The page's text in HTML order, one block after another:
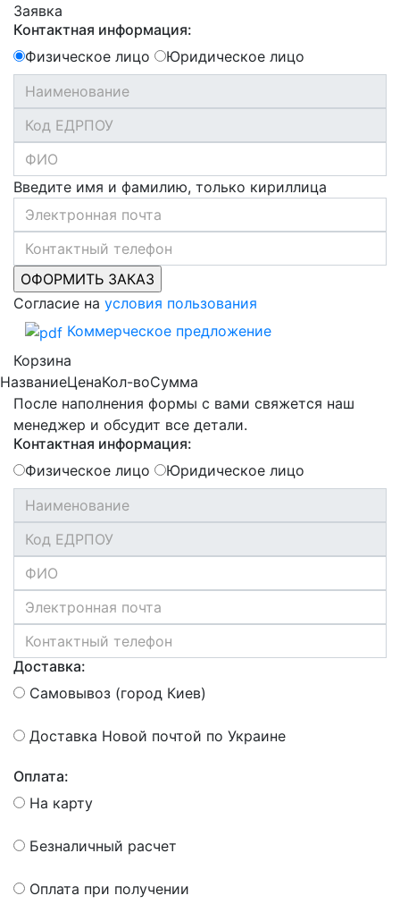
Заявка
Контактная информация:
Физическое лицо
Юридическое лицо
Введите имя и фамилию, только кириллица
Согласие на условия пользования
Коммерческое предложение
Корзина
НазваниеЦенаКол-воСумма
После наполнения формы с вами свяжется наш
менеджер и обсудит все детали.
Контактная информация:
Физическое лицо
Юридическое лицо
Доставка:
Самовывоз (город Киев)
Доставка Новой почтой по Украине
Оплата:
На карту
Безналичный расчет
Оплата при получении